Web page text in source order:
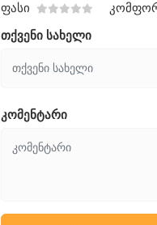
Ფასი
თქვენი სახელი
კომენტარი